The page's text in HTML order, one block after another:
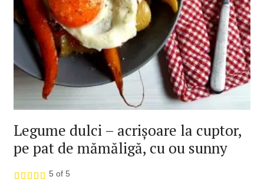
Legume dulci – acrișoare la cuptor,
pe pat de mămăligă, cu ou sunny
5 of 5